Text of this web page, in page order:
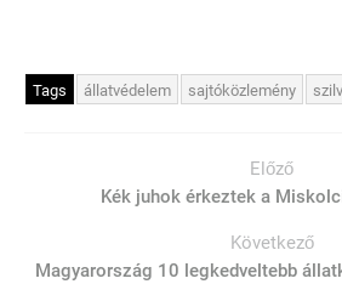
Tags állatvédelem sajtóközlemény
Előző
Kék juhok érkeztek a
Következő
Magyarország 10 legkedveltebb